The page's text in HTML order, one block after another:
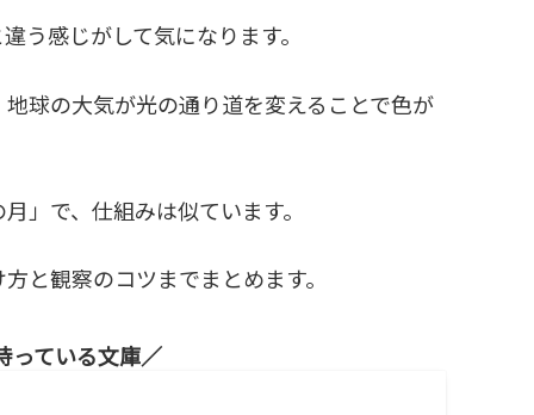
う感じがして気になります。
球の大気が光の通り道を変えることで色が
」で、仕組みは似ています。
と観察のコツまでまとめます。
っている文庫